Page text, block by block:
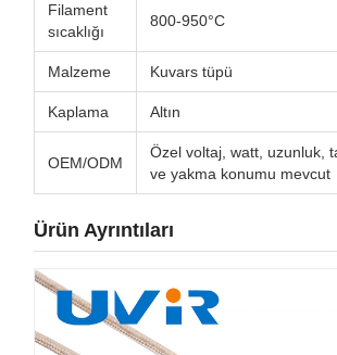
Filament
sıcaklığı
800-950°C
Malzeme Kuvars tüpü
Kaplama Altın
OEM/ODM
Özel voltaj, watt, uzunluk,
ve yakma konumu mevcut
Ürün Ayrıntıları